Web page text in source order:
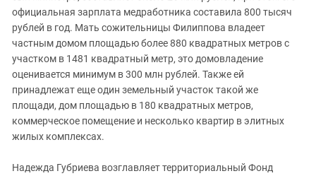
официальная зарплата медработника составила 800 тысяч
рублей в год. Мать сожительницы Филиппова владеет
частным домом площадью более 880 квадратных метров с
участком в 1481 квадратный метр, это домовладение
оценивается минимум в 300 млн рублей. Также ей
принадлежат еще один земельный участок такой же
площади, дом площадью в 180 квадратных метров,
коммерческое помещение и несколько квартир в элитных
жилых комплексах.
Надежда Губриева возглавляет территориальный Фонд